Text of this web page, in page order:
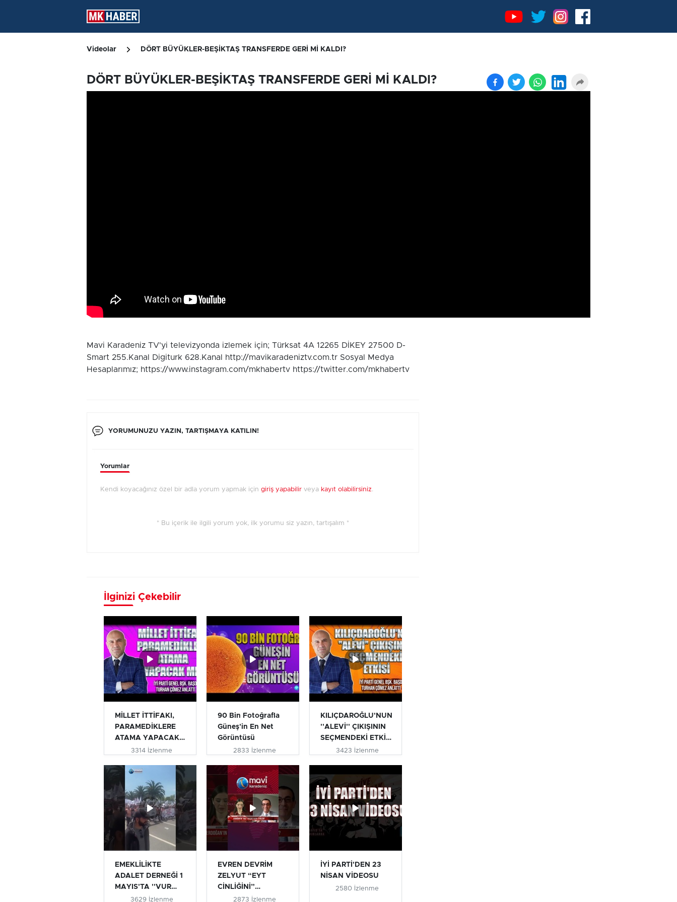
Videolar DÖRT BÜYÜKLER-BEŞİKTAŞ TRANSFERDE GERİ Mİ KALDI?
DÖRT BÜYÜKLER-BEŞİKTAŞ TRANSFERDE GERİ Mİ KALDI?
Mavi Karadeniz TV'yi televizyonda izlemek için; Türksat 4A 12265 DİKEY 27500 D-
Smart 255.Kanal Digiturk 628.Kanal http://mavikaradeniztv.com.tr Sosyal Medya
Hesaplarımız; https://www.instagram.com/mkhabertv https://twitter.com/mkhabertv
YORUMUNUZU YAZIN, TARTIŞMAYA KATILIN!
Yorumlar
Kendi koyacağınız özel bir adla yorum yapmak için giriş yapabilir veya kayıt olabilirsiniz.
* Bu içerik ile ilgili yorum yok, ilk yorumu siz yazın, tartışalım *
İlginizi Çekebilir
MİLLET İTTİFAKI,
PARAMEDİKLERE
ATAMA YAPACAK
MI? | TURHAN...
3314 İzlenme
90 Bin Fotoğrafla
Güneş'in En Net
Görüntüsü
2833 İzlenme
KILIÇDAROĞLU'NUN
''ALEVİ'' ÇIKIŞININ
SEÇMENDEKİ ETKİSİ
3423 İzlenme
EMEKLİLİKTE
ADALET DERNEĞİ 1
MAYIS'TA ''VUR
VUR İNLESİN VE...
3629 İzlenme
EVREN DEVRİM
ZELYUT “EYT
CİNLİĞİNİ”
AÇIKLADI #eyt
2873 İzlenme
İYİ PARTİ'DEN 23
NİSAN VİDEOSU
2580 İzlenme